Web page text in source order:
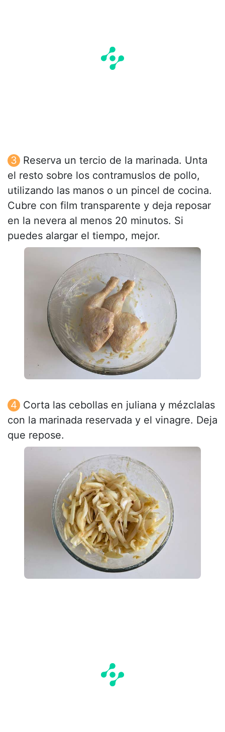
Reserva un tercio de la marinada. Unta
el resto sobre los contramuslos de pollo,
utilizando las manos o un pincel de cocina.
Cubre con film transparente y deja reposar
en la nevera al menos 20 minutos. Si
puedes alargar el tiempo, mejor.
Corta las cebollas en juliana y mézclalas
con la marinada reservada y el vinagre. Deja
que repose.